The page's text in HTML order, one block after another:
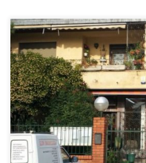
5/12/2020 Estimados socios y
transmitirles nuestro sincero
suyos bien de salud y libres de
hace tiempo nuestra salud y
cansancio, si no hastío, que